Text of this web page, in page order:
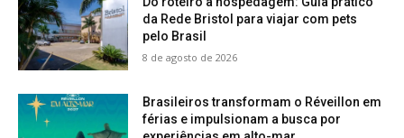
da Rede Bristol para viajar com pets
pelo Brasil
8 de agosto de 2026
Brasileiros transformam o Réveillon em
férias e impulsionam a busca por